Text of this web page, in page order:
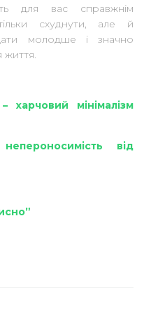
для вас справжнім
схуднути, але й
молодше і значно
життя.
харчовий мінімалізм
від